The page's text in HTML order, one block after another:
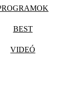
BEST
VIDEÓ